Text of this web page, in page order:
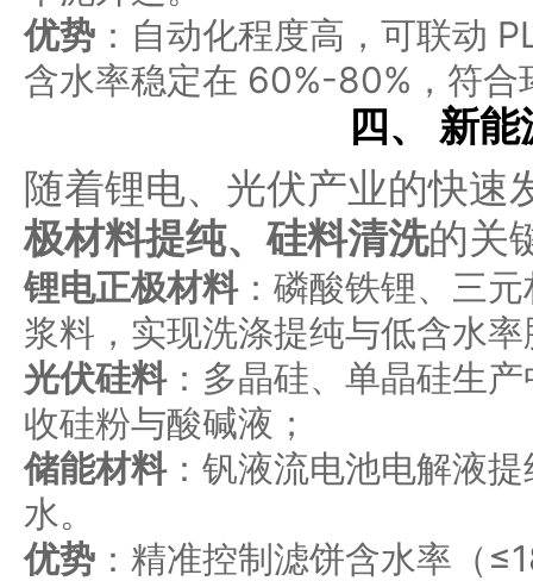
优势 ：自动化程度高，可联动
含水率稳定在 60%-80%，符合
四、 新
随着锂电、光伏产业的快速
极材料提纯、硅料清洗的关
锂电正极材料：磷酸铁锂、三
浆料，实现洗涤提纯与低含水
光伏硅料：多晶硅、单晶硅生
收硅粉与酸碱液；
储能材料：钒液流电池电解液
水。
优势 ：精准控制滤饼含水率（